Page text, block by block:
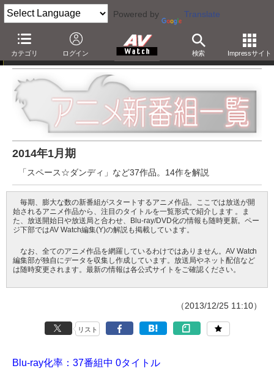
Powered by Translate
カテゴリ ログイン 検索 Impressサイト
アニメ新番組一覧
2014年1月期
「スペース☆ダンディ」など37作品。14作を解説
毎期、膨大な数の新番組がスタートするアニメ作品。ここでは放送が開
始されるアニメ作品から、注目のタイトルを一覧形式で紹介します 。ま
た、放送開始日や放送局と合わせ、Blu-ray/DVD化の情報も随時更新。ペー
ジ下部ではAV Watch編集(Y)の解説も掲載しています。
なお、全てのアニメ作品を網羅しているわけではありません。AV Watch
編集部が独自にデータを収集し作成しています。放送局やネット配信など
は随時変更されます。最新の情報は各公式サイトをご確認ください。
（2013/12/25 11:10）
リスト
Blu-ray化率：37番組中 0タイトル